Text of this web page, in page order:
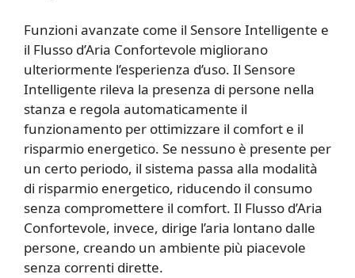
Funzioni avanzate come il Sensore Intelligente e
il Flusso d’Aria Confortevole migliorano
ulteriormente l’esperienza d’uso. Il Sensore
Intelligente rileva la presenza di persone nella
stanza e regola automaticamente il
funzionamento per ottimizzare il comfort e il
risparmio energetico. Se nessuno è presente per
un certo periodo, il sistema passa alla modalità
di risparmio energetico, riducendo il consumo
senza compromettere il comfort. Il Flusso d’Aria
Confortevole, invece, dirige l’aria lontano dalle
persone, creando un ambiente più piacevole
senza correnti dirette.